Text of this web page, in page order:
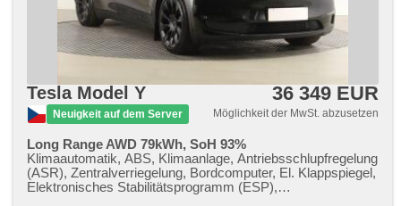
Tesla Model Y
Neuigkeit auf dem Server
36 349 EUR
Möglichkeit der MwSt. abzusetzen
Long Range AWD 79kWh, SoH 93%
Klimaautomatik, ABS, Klimaanlage, Antriebsschlupfregelung
(ASR), Zentralverriegelung, Bordcomputer, El. Klappspiegel,
Elektronisches Stabilitätsprogramm (ESP),